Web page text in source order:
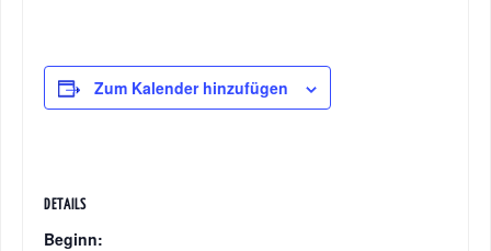
Zum Kalender hinzufügen
DETAILS
Beginn: